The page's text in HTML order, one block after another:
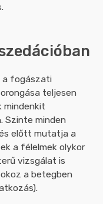
a fogászati
teljesen
mindenkit
Szinte minden
előtt mutatja a
a félelmek olykor
vizsgálat is
a betegben